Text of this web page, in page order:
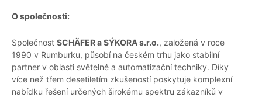
O společnosti:
Společnost SCHÄFER a SÝKORA s.r.o., založená v roce
1990 v Rumburku, působí na českém trhu jako stabilní
partner v oblasti světelné a automatizační techniky. Díky
více než třem desetiletím zkušeností poskytuje komplexní
nabídku řešení určených širokému spektru zákazníků v